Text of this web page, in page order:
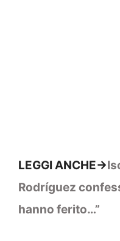
LEGGI ANCHE->
Rodríguez
hanno ferito…”